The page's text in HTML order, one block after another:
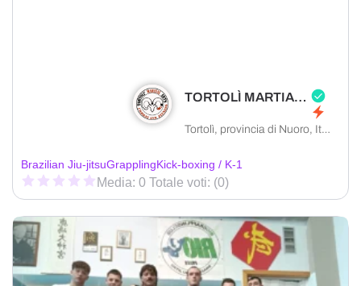
TORTOLÌ MARTIAL ARTS ASD
Tortolì, provincia di Nuoro, Italia
Brazilian Jiu-jitsuGrapplingKick-boxing / K-1
Media: 0 Totale voti: (0)